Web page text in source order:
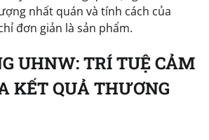
nhất quán và tính cách của
đơn giản là sản phẩm.
UHNW: TRÍ TUỆ CẢM
KẾT QUẢ THƯƠNG